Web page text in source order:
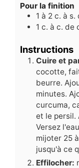
Pour la finition
1 à 2 c. à s.
1 c. à c. de
Instructions
Cuire et
cocotte,
beurre.
minutes.
curcuma,
et le persil.
Versez
mijoter 25
jusqu'à ce
Effilocher: